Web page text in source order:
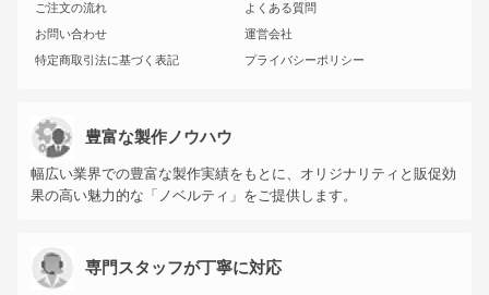
ご注文の流れ
よくある質問
お問い合わせ
運営会社
特定商取引法に基づく表記
プライバシーポリシー
豊富な製作ノウハウ
幅広い業界での豊富な製作実績をもとに、オリジナリティと販促効
果の高い魅力的な「ノベルティ」をご提供します。
専門スタッフが丁寧に対応